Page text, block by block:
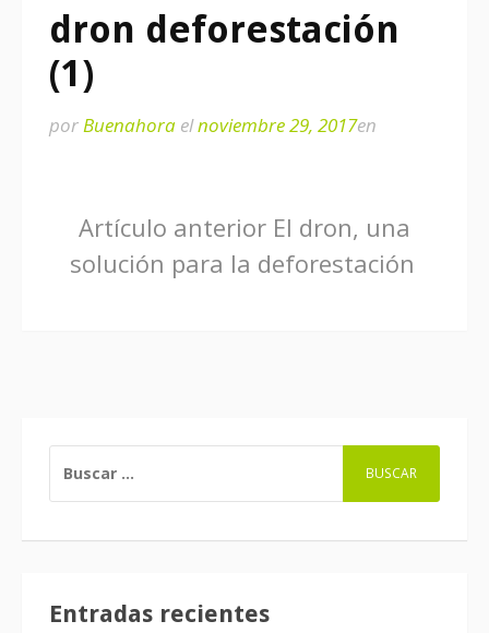
dron deforestación
(1)
porBuenahora elnoviembre 29, 2017en
Seguir
leyendo
Artículo anterior El dron, una
solución para la deforestación
Entradas recientes